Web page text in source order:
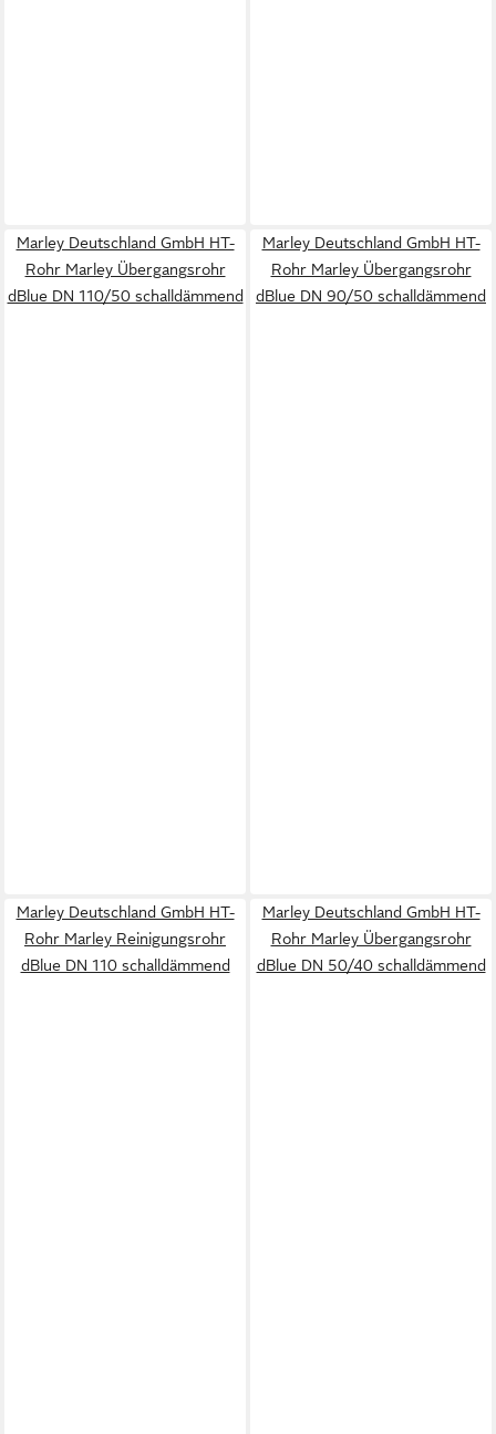
Marley Deutschland GmbH HT-
Rohr Marley Übergangsrohr
dBlue DN 110/50 schalldämmend
Marley Deutschland GmbH HT-
Rohr Marley Übergangsrohr
dBlue DN 90/50 schalldämmend
Marley Deutschland GmbH HT-
Rohr Marley Reinigungsrohr
dBlue DN 110 schalldämmend
Marley Deutschland GmbH HT-
Rohr Marley Übergangsrohr
dBlue DN 50/40 schalldämmend